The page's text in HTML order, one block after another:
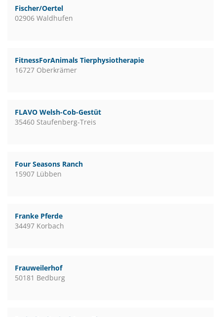
Fischer/Oertel
02906 Waldhufen
FitnessForAnimals Tierphysiotherapie
16727 Oberkrämer
FLAVO Welsh-Cob-Gestüt
35460 Staufenberg-Treis
Four Seasons Ranch
15907 Lübben
Franke Pferde
34497 Korbach
Frauweilerhof
50181 Bedburg